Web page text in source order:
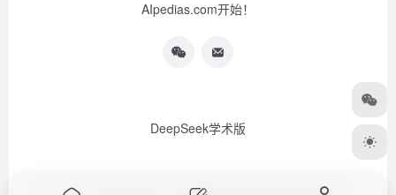
AIpedias.com开始！
DeepSeek学术版